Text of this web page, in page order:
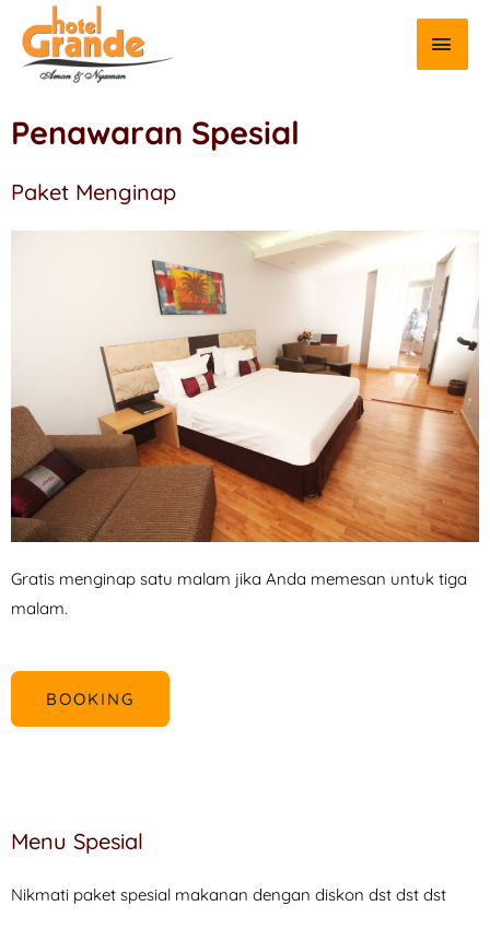
Penawaran Spesial
Paket Menginap
Gratis menginap satu malam jika Anda memesan untuk tiga
malam.
BOOKING
Menu Spesial
Nikmati paket spesial makanan dengan diskon dst dst dst